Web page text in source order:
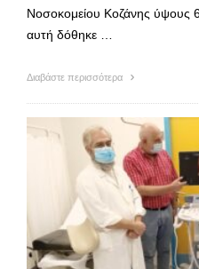
Νοσοκομείου Κοζάνης ύψους
αυτή δόθηκε …
Διαβάστε περισσότερα